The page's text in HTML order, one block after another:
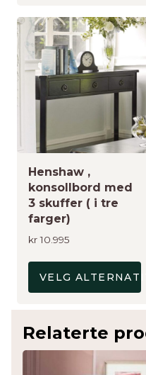
Henshaw ,
konsollbord med
3 skuffer ( i tre
farger)
kr10.995
VELG ALTERNATIV
Dette
produktet
har
flere
varianter.
velges
produktsiden
Relaterte